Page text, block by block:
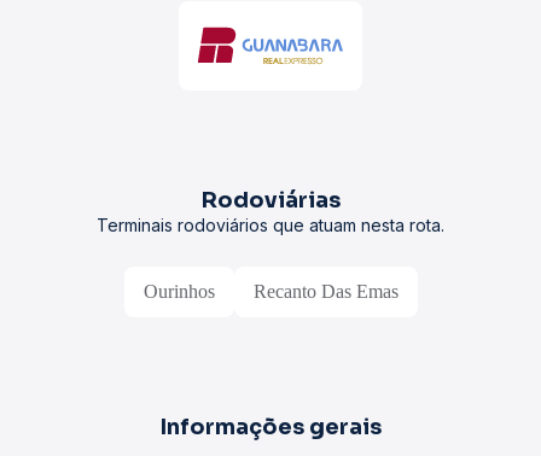
Rodoviárias
Terminais rodoviários que atuam nesta rota.
Ourinhos Recanto Das Emas
Informações gerais